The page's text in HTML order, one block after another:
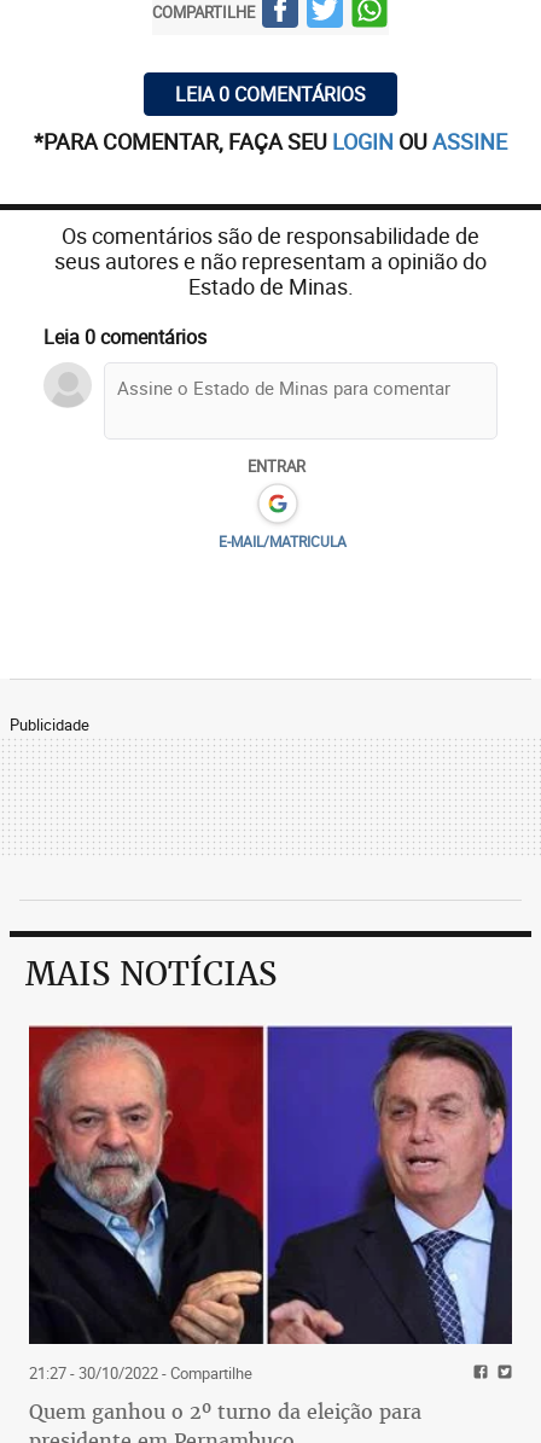
COMPARTILHE
LEIA 0 COMENTÁRIOS
*PARA COMENTAR, FAÇA SEU LOGIN OUASSINE
Os comentários são de responsabilidade de
seus autores e não representam a opinião do
Estado de Minas.
Leia 0 comentários
ENTRAR
E-MAIL/MATRICULA
Publicidade
MAIS NOTÍCIAS
21:27 - 30/10/2022- Compartilhe
Quem ganhou o 2º turno da eleição para